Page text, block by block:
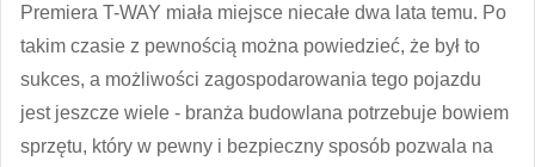
Premiera T-WAY miała miejsce niecałe dwa lata temu. Po
takim czasie z pewnością można powiedzieć, że był to
sukces, a możliwości zagospodarowania tego pojazdu
jest jeszcze wiele - branża budowlana potrzebuje bowiem
sprzętu, który w pewny i bezpieczny sposób pozwala na